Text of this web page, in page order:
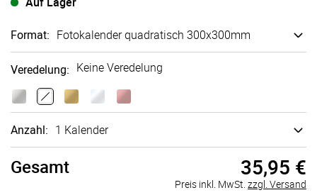
Format: Fotokalender quadratisch 300x300mm
Veredelung: Keine Veredelung
Anzahl: 1 Kalender
Gesamt 35,95 €
Preis inkl. MwSt. zzgl. Versand